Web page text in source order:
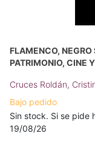
FLAMENCO,
PATRIMONIO, CINE
Cruces Roldán,
Bajo pedido
Sin stock. Si se pide
19/08/26